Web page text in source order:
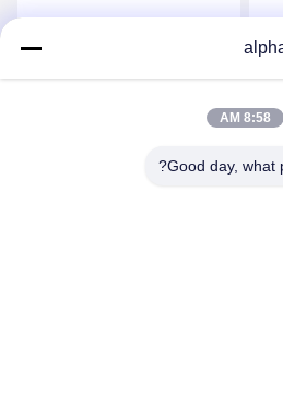
را کاملا باز می کند
بهترین قیمت را دریافت کنید
8:58 AM
Good day, what